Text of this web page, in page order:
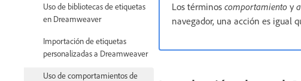
Uso de bibliotecas de etiquetas
en Dreamweaver
Importación de etiquetas
personalizadas a Dreamweaver
Uso de comportamientos de
Los términos comportamiento y
navegador, una acción es igual